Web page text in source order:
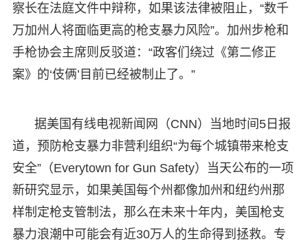
察长在法庭文件中辩称，如果该法律被阻止，“数千
万加州人将面临更高的枪支暴力风险”。加州步枪和
手枪协会主席则反驳道：“政客们绕过《第二修正
案》的‘伎俩’目前已经被制止了。”
据美国有线电视新闻网（CNN）当地时间5日报
道，预防枪支暴力非营利组织“为每个城镇带来枪支
安全”（Everytown for Gun Safety）当天公布的一项
新研究显示，如果美国每个州都像加州和纽约州那
样制定枪支管制法，那么在未来十年内，美国枪支
暴力浪潮中可能会有近30万人的生命得到拯救。专